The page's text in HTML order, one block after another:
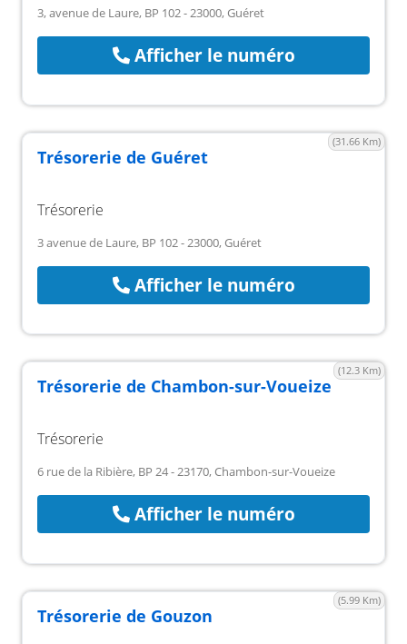
3, avenue de Laure, BP 102 - 23000, Guéret
Afficher le numéro
(31.66 Km)
Trésorerie de Guéret
Trésorerie
3 avenue de Laure, BP 102 - 23000, Guéret
Afficher le numéro
(12.3 Km)
Trésorerie de Chambon-sur-Voueize
Trésorerie
6 rue de la Ribière, BP 24 - 23170, Chambon-sur-Voueize
Afficher le numéro
(5.99 Km)
Trésorerie de Gouzon